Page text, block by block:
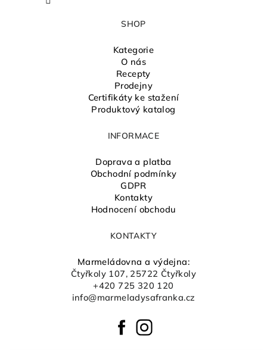
SHOP
Kategorie
O nás
Recepty
Prodejny
Certifikáty ke stažení
Produktový katalog
INFORMACE
Doprava a platba
Obchodní podmínky
GDPR
Kontakty
Hodnocení obchodu
KONTAKTY
Marmeládovna a výdejna:
Čtyřkoly 107, 25722 Čtyřkoly
+420 725 320 120
info@marmeladysafranka.cz